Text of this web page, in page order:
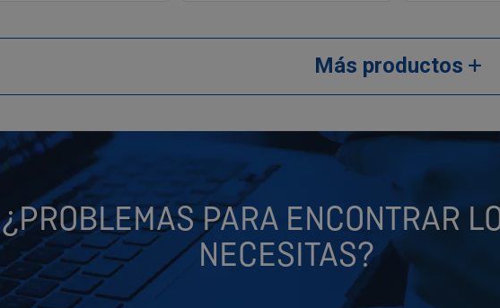
Más productos
¿PROBLEMAS PARA ENCONTRAR
NECESITAS?